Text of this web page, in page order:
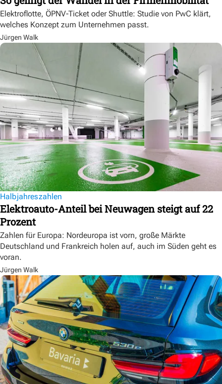
Elektroflotte, ÖPNV-Ticket oder Shuttle: Studie von PwC klärt,
welches Konzept zum Unternehmen passt.
Jürgen Walk
Halbjahreszahlen
Elektroauto-Anteil bei Neuwagen steigt auf 22
Prozent
Zahlen für Europa: Nordeuropa ist vorn, große Märkte
Deutschland und Frankreich holen auf, auch im Süden geht es
voran.
Jürgen Walk